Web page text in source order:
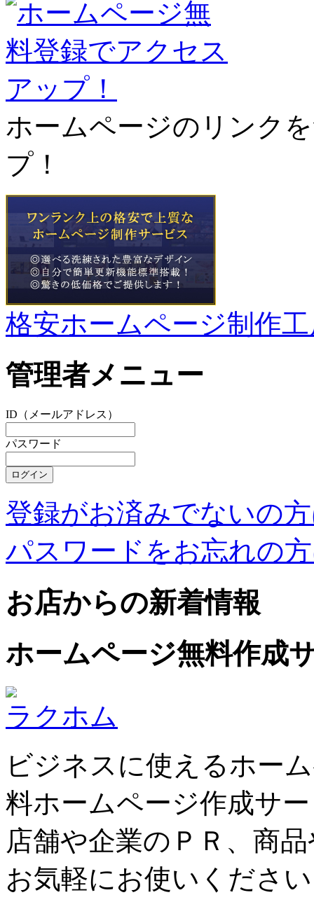
ホームページのリンク
プ！
格安ホームページ制作
管理者メニュー
ID（メールアドレス）
パスワード
登録がお済みでないの
パスワードをお忘れの
お店からの新着情報
ホームページ無料作成
ラクホム
ビジネスに使えるホー
料ホームページ作成サ
店舗や企業のＰＲ、商
お気軽にお使いくださ